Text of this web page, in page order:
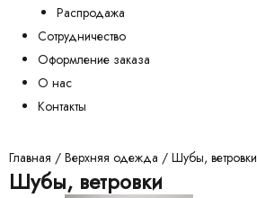
Распродажа
Сотрудничество
Оформление заказа
О нас
Контакты
Главная / Верхняя одежда / Шубы, ветровки
Шубы, ветровки